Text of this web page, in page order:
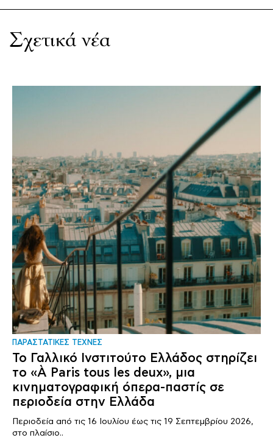
Σχετικά νέα
ΠΑΡΑΣΤΑΤΙΚΕΣ ΤΕΧΝΕΣ
Το Γαλλικό Ινστιτούτο Ελλάδος στηρίζει
το «À Paris tous les deux», μια
κινηματογραφική όπερα-παστίς σε
περιοδεία στην Ελλάδα
Περιοδεία από τις 16 Ιουλίου έως τις 19 Σεπτεμβρίου 2026,
στο πλαίσιο..